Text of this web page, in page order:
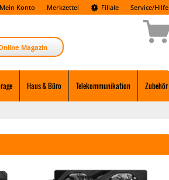
Mein Konto Merkzettel Filiale Service/Hilfe
Magazin
Haus & Büro Telekommunikation Zubehör